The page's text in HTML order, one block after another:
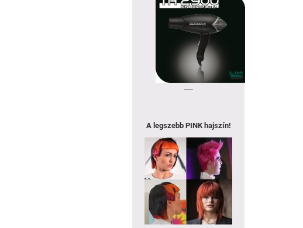
----
A legszebbPINK hajszín!